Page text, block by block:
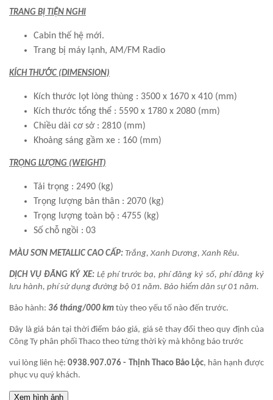
TRANG BỊ TIỆN NGHI
Cabin thế hệ mới.
Trang bị máy lạnh, AM/FM Radio
KÍCH THƯỚC (DIMENSION)
Kích thước lọt lòng thùng : 3500 x 1670 x 410 (mm)
Kích thước tổng thể : 5590 x 1780 x 2080 (mm)
Chiều dài cơ sở : 2810 (mm)
Khoảng sáng gầm xe : 160 (mm)
TRỌNG LƯỢNG (WEIGHT)
Tải trọng : 2490 (kg)
Trọng lượng bản thân : 2070 (kg)
Trọng lượng toàn bộ : 4755 (kg)
Số chỗ ngồi : 03
MÀU SƠN METALLIC CAO CẤP: Trắng, Xanh Dương, Xanh Rêu.
DỊCH VỤ ĐĂNG KÝ XE: Lệ phí trước bạ, phí đăng ký số, phí đăng ký
lưu hành, phí sử dụng đường bộ 01 năm. Bảo hiểm dân sự 01 năm.
Bảo hành: 36 tháng/000 km tùy theo yếu tố nào đến trước.
Đây là giá bán tại thời điểm báo giá, giá sẽ thay đổi theo quy định của
Công Ty phân phối Thaco theo từng thời kỳ mà không báo trước
vui lòng liên hệ:0938.907.076 - Thịnh Thaco Bảo Lộc, hân hạnh được
phục vụ quý khách.
Xem hình ảnh